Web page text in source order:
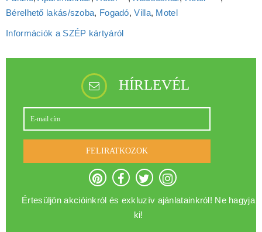
Bérelhető lakás/szoba, Fogadó,Villa, Motel
Információk a SZÉP kártyáról
HÍRLEVÉL
FELIRATKOZOK
Értesüljön akcióinkról és exkluzív ajánlatainkról! Ne hagyja
ki!